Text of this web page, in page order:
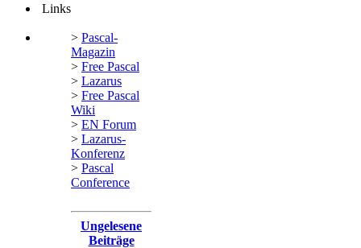
Links
> Pascal-
Magazin
> Free Pascal
> Lazarus
> Free Pascal
Wiki
> EN Forum
> Lazarus-
Konferenz
> Pascal
Conference
Ungelesene
Beiträge